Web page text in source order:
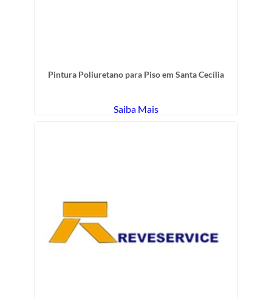
Pintura Poliuretano para Piso em Santa Cecília
Saiba Mais